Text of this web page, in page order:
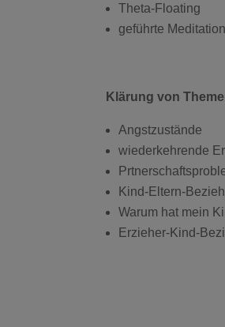
Theta-Floating
geführte
Klärung von
Angstzustände
wiederkehrende
Kind-Eltern-
Warum hat mein
Erzieher-Kind-